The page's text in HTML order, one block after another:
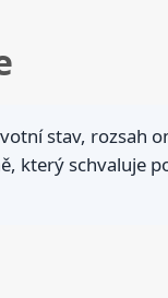
stav, rozsah
který schvaluje